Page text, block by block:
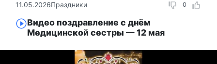
0
11.05.2026Праздники
Видео поздравление с днём
Медицинской сестры — 12 мая